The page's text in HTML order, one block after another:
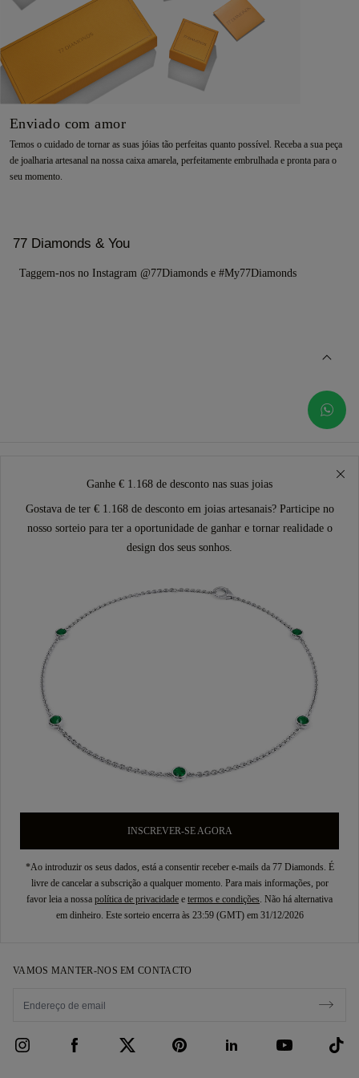
Enviado com amor
Temos o cuidado de tornar as suas jóias tão perfeitas quanto possível. Receba a sua peça
de joalharia artesanal na nossa caixa amarela, perfeitamente embrulhada e pronta para o
seu momento.
77 Diamonds & You
Taggem-nos no Instagram @77Diamonds e #My77Diamonds
Ganhe € 1.168 de desconto nas suas joias
Gostava de ter € 1.168 de desconto em joias artesanais? Participe no
nosso sorteio para ter a oportunidade de ganhar e tornar realidade o
design dos seus sonhos.
INSCREVER-SE AGORA
*Ao introduzir os seus dados, está a consentir receber e-mails da 77 Diamonds. É
livre de cancelar a subscrição a qualquer momento. Para mais informações, por
favor leia a nossa política de privacidade e termos e condições. Não há alternativa
em dinheiro. Este sorteio encerra às 23:59 (GMT) em 31/12/2026
VAMOS MANTER-NOS EM CONTACTO